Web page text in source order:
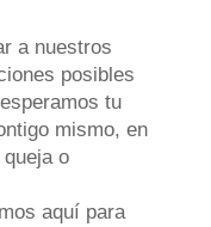
a nuestros
posibles
tu
mismo, en
o
aquí para